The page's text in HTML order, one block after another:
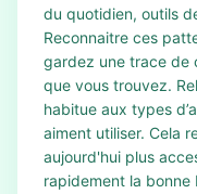
du quotidien, outils
Reconnaitre ces
gardez une trace de
que vous trouvez.
habitue aux types
aiment utiliser. Cela
aujourd'hui plus
rapidement la bonne